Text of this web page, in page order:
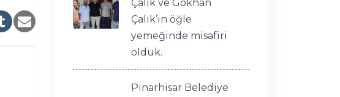
Çalık ve Gökhan
Çalık’ın öğle
yemeğinde misafiri
olduk.
Pınarhisar Belediye